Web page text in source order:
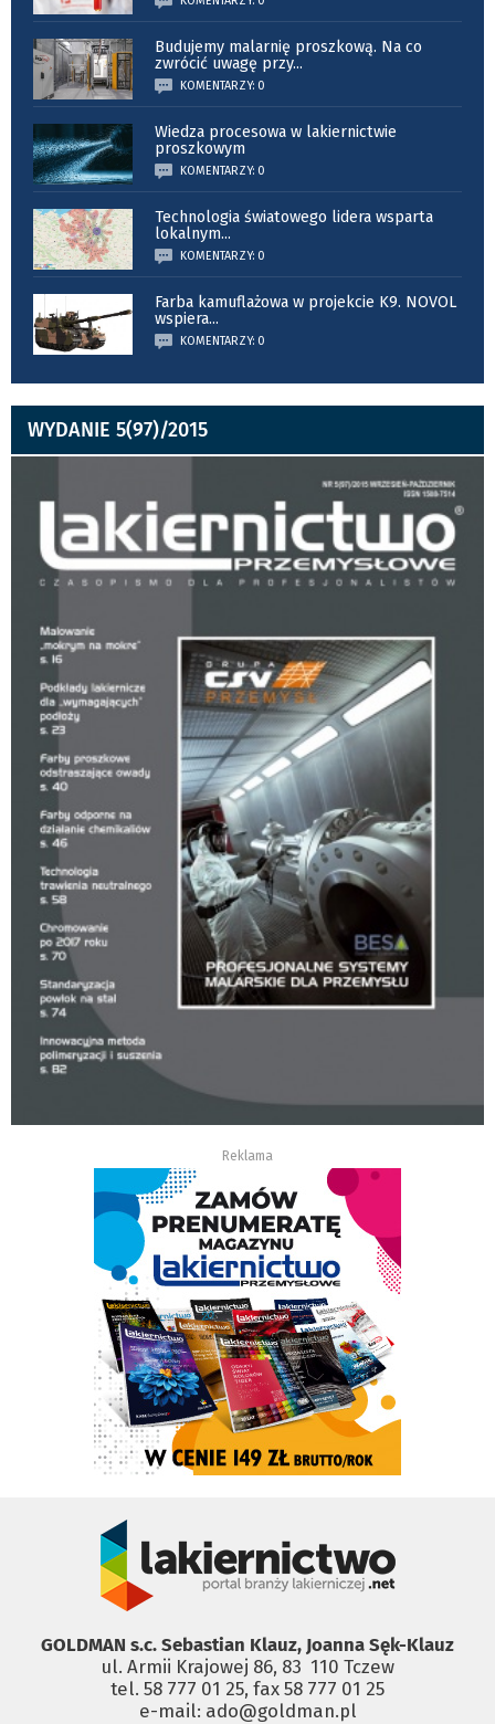
Budujemy malarnię proszkową. Na co
zwrócić uwagę przy...
KOMENTARZY: 0
Wiedza procesowa w lakiernictwie
proszkowym
KOMENTARZY: 0
Technologia światowego lidera wsparta
lokalnym...
KOMENTARZY: 0
Farba kamuflażowa w projekcie K9. NOVOL
wspiera...
KOMENTARZY: 0
WYDANIE 5(97)/2015
Reklama
GOLDMAN s.c. Sebastian Klauz, Joanna Sęk-Klauz
ul. Armii Krajowej 86, 83 ­ 110 Tczew
tel. 58 777 01 25, fax 58 777 01 25
e-mail: ado@goldman.pl